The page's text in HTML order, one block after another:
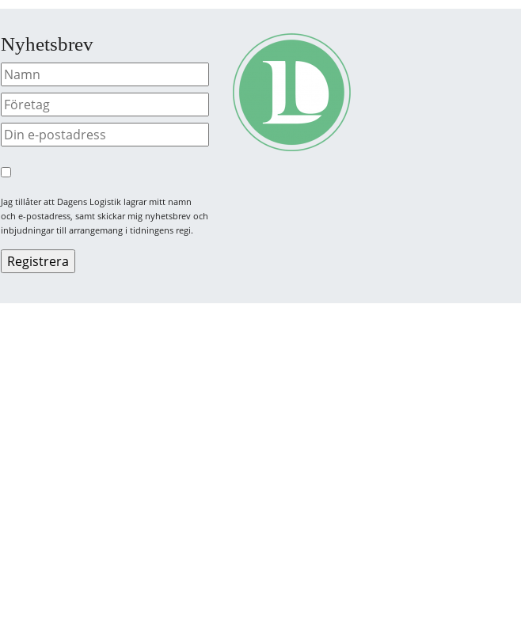
Nyhetsbrev
Jag tillåter att Dagens Logistik lagrar mitt namn
och e-postadress, samt skickar mig nyhetsbrev och
inbjudningar till arrangemang i tidningens regi.